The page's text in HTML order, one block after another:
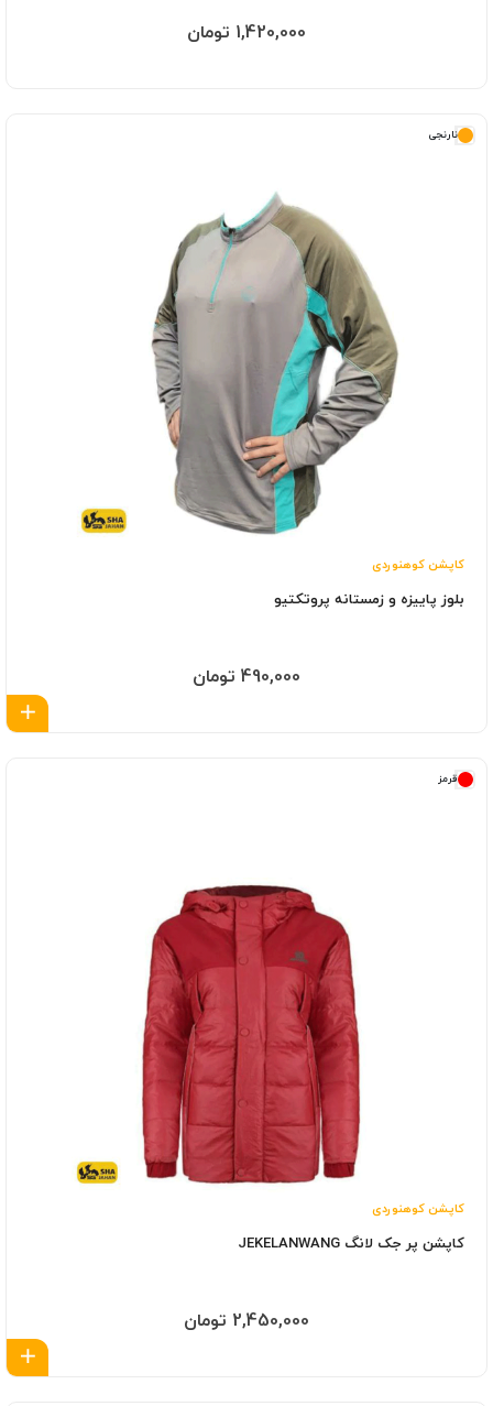
1,420,000 تومان
کاپشن کوهنوردی
بلوز پاییزه و زمستانه پروتکتیو
490,000 تومان
نارنجی
کاپشن کوهنوردی
کاپشن پر جک لانگ JEKELANWANG
2,450,000 تومان
قرمز